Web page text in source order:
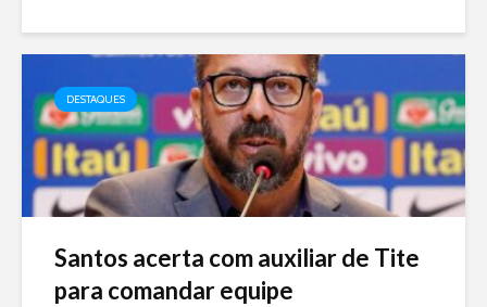
DESTAQUES
Santos acerta com auxiliar de Tite
para comandar equipe